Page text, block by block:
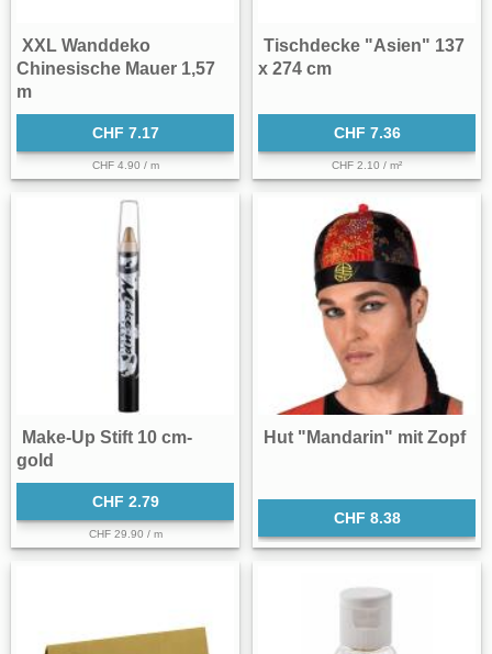
XXL Wanddeko
Chinesische Mauer 1,57
m
CHF 7.17
CHF 4.90 / m
Tischdecke "Asien" 137
x 274 cm
CHF 7.36
CHF 2.10 / m²
Make-Up Stift 10 cm-
gold
CHF 2.79
CHF 29.90 / m
Hut "Mandarin" mit Zopf
CHF 8.38